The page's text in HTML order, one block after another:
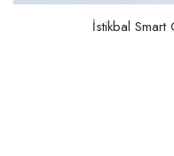
İstikbal Smart